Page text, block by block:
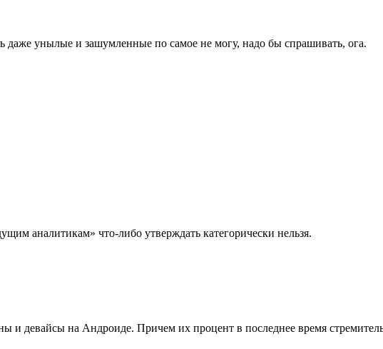
даже унылые и зашумленные по самое не могу, надо бы спрашивать, ога.
аналитикам» что-либо утверждать категорически нельзя.
и девайсы на Андроиде. Причем их процент в последнее время